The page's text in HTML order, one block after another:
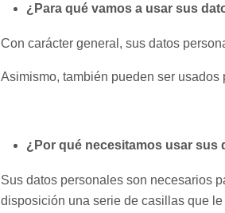
¿Para qué vamos a usar sus
Con carácter general, sus datos
Asimismo, también pueden ser
¿Por qué necesitamos usar sus
Sus datos personales son necesarios
disposición una serie de casillas que